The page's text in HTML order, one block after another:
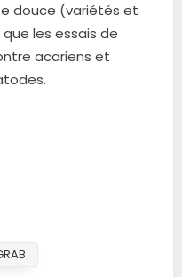
douce (variétés et
les essais de
acariens et